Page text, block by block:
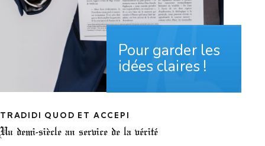
Pour garder les
idées claires !
TRADIDI QUOD ET ACCEPI
Un demi-siècle au service de la vérité